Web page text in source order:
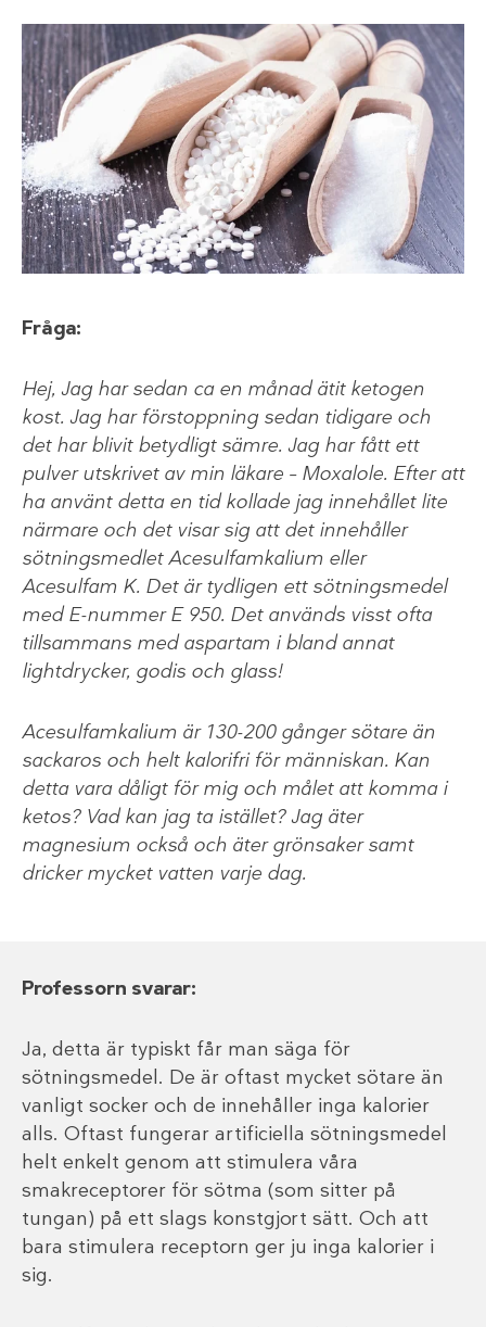
Fråga:
Hej, Jag har sedan ca en månad ätit ketogen
kost. Jag har förstoppning sedan tidigare och
det har blivit betydligt sämre. Jag har fått ett
pulver utskrivet av min läkare – Moxalole. Efter att
ha använt detta en tid kollade jag innehållet lite
närmare och det visar sig att det innehåller
sötningsmedlet Acesulfamkalium eller
Acesulfam K. Det är tydligen ett sötningsmedel
med E-nummer E 950. Det används visst ofta
tillsammans med aspartam i bland annat
lightdrycker, godis och glass!
Acesulfamkalium är 130-200 gånger sötare än
sackaros och helt kalorifri för människan. Kan
detta vara dåligt för mig och målet att komma i
ketos? Vad kan jag ta istället? Jag äter
magnesium också och äter grönsaker samt
dricker mycket vatten varje dag.
Professorn svarar:
Ja, detta är typiskt får man säga för
sötningsmedel. De är oftast mycket sötare än
vanligt socker och de innehåller inga kalorier
alls. Oftast fungerar artificiella sötningsmedel
helt enkelt genom att stimulera våra
smakreceptorer för sötma (som sitter på
tungan) på ett slags konstgjort sätt. Och att
bara stimulera receptorn ger ju inga kalorier i
sig.